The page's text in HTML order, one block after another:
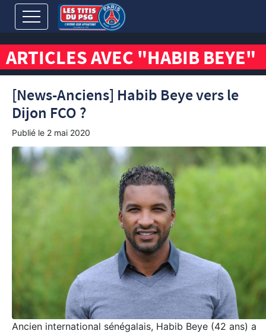
ARTICLES AVEC "HABIB BEYE"
[News-Anciens] Habib Beye vers le
Dijon FCO ?
Publié le 2 mai 2020
Ancien international sénégalais, Habib Beye (42 ans) a